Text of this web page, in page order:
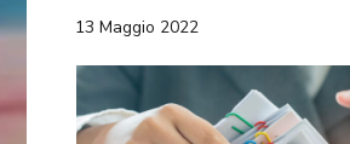
13 Maggio 2022